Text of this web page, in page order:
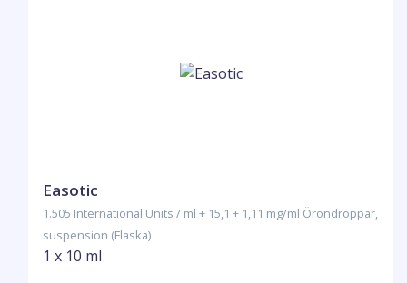
Easotic
1.505 International Units / ml + 15,1 + 1,11 mg/ml Örondroppar,
suspension (Flaska)
1 x 10 ml